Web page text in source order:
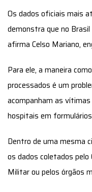
Os dados oficiais mais
demonstra que no
afirma Celso Mariano,
Para ele, a maneira
processados é um
acompanham as
hospitais em
Dentro de uma mesma
os dados coletados pelo
Militar ou pelos órgãos